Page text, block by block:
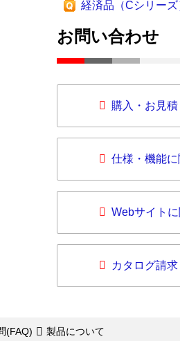
経済品（Cシリー
お問い合わせ
購入・お見
仕様・機能
Webサイト
カタログ請求
(FAQ)
製品について